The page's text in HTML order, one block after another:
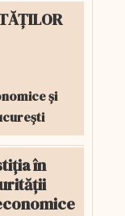
și
în